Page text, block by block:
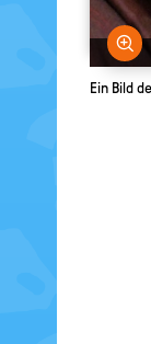
Ein Bild